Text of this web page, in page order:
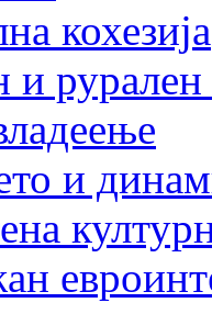
кохезија
и рурален
и